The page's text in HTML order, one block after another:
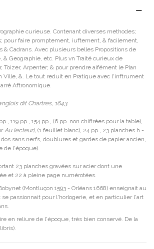
curieuse. Contenant diverses methodes;
pour faire promptement, iuftement, & facilement,
& Cadrans. Avec plusieurs belles Propositions de
& Geographie, etc. Plus vn Traité curieux de
Toizer, Arpenter; & pour prendre aifément le Plan
Ville, &. Le tout reduit en Pratique avec l'inftrument
Aftronomique.
dit Chartres, 1643.
119 pp., 154 pp., (6 pp. non chiffrées pour la table),
Au lecteur), (1 feuillet blanc), 24 pp., 23 planches h.-
sans nerfs, doublures et gardes de papier ancien,
de l'époque).
23 planches gravées sur acier dont une
et 22 à pleine page numérotées.
(Montluçon 1593 - Orléans 1668) enseignait au
passionnait pour l'horlogerie, et en particulier l'art
en reliure de l'époque, très bien conservé. De la